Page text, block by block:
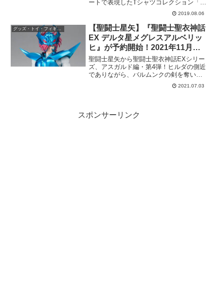
ートで表現したTシャツコレクション「ザ
ゲームクラシックピクセルズ」が発売決
定！ 2019年9月23日（月）から販売開
始！ラインナップはパックマンテトリス
ボンバーマン...
2019.08.06
グッズ・トイ・フィギュア・
【聖闘士星矢】『聖闘士聖衣神話
EX デルタ星メグレスアルベリッ
ヒ』が予約開始！2021年11月発
売。
聖闘士星矢から聖闘士聖衣神話EXシリー
ズ、アスガルド編・第4弾！ヒルダの側近
でありながら、バルムンクの剣を奪い世
界征服の野心を抱く男、デルタ星メグレ
スのアルベリッヒが聖闘士聖衣神話EXに
2021.07.03
スポンサーリンク